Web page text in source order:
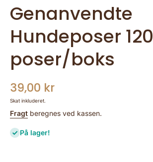
Genanvendte
Hundeposer 120
poser/boks
39,00 kr
Skat inkluderet.
Fragt beregnes ved kassen.
På lager!